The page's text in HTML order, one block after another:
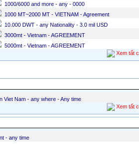
1000/6000 and more - any - 0000
1000 MT~2000 MT - VIETNAM - Agreement
10.000 DWT - any Nationality - 3.0 mil USD
3000mt - Vietnam - AGREEMENT
5000mt - Vietnam - AGREEMENT
Xem tất
Viet Nam - any where - Any time
Xem tất
- any time